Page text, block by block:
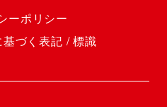
ーポリシー
づく表記 / 標識